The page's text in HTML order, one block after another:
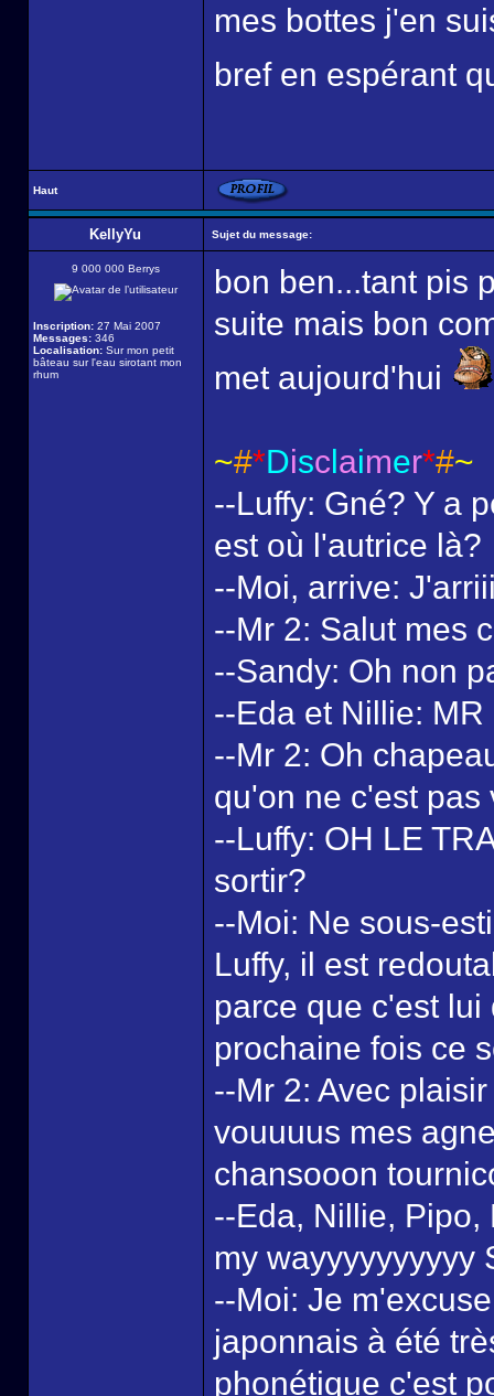
mes bottes j'en
bref en espérant
Haut
KellyYu Sujet du message:
9 000 000 Berrys
Inscription: 27 Mai 2007
Messages: 346
Localisation: Sur mon petit
bâteau sur l'eau sirotant mon
rhum
bon ben...tant pis
suite mais bon
met aujourd'hui
~#*Disclaimer*#~
--Luffy: Gné? Y a
est où l'autrice là?
--Moi, arrive:
--Mr 2: Salut mes
--Sandy: Oh non
--Eda et Nillie:
--Mr 2: Oh
qu'on ne c'est pas
--Luffy: OH LE
sortir?
--Moi: Ne sous-
Luffy, il est
parce que c'est
prochaine fois ce
--Mr 2: Avec
vouuuus mes
chansooon
--Eda, Nillie, Pipo,
my wayyyyyyyyyy
--Moi: Je
japonnais à été
phonétique c'est